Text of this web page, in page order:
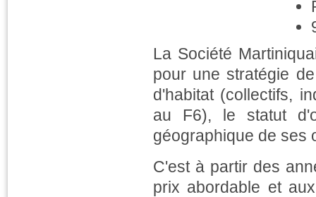
La Société
pour une stratégie
d'habitat (collectifs,
au F6), le statut
géographique de ses
C'est à partir des
prix abordable et